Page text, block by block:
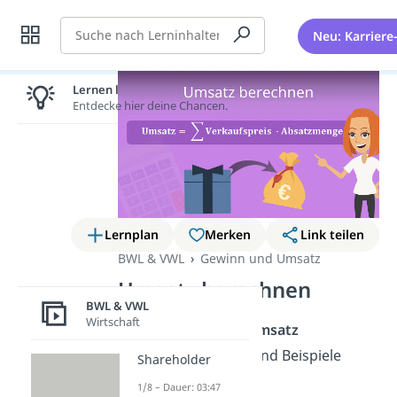
Suche Neu:
Lernplan Merken
Link teilen
BWL & VWL
Gewinn und Umsatz
Umsatz berechnen
Wie kannst du den
Umsatz
berechnen? Formel und Beispiele
findest du hier.
Lernen lohnt sich!
Entdecke hier deine Chancen.
BWL & VWL
Wirtschaft
Shareholder
1/8 – Dauer: 03:47